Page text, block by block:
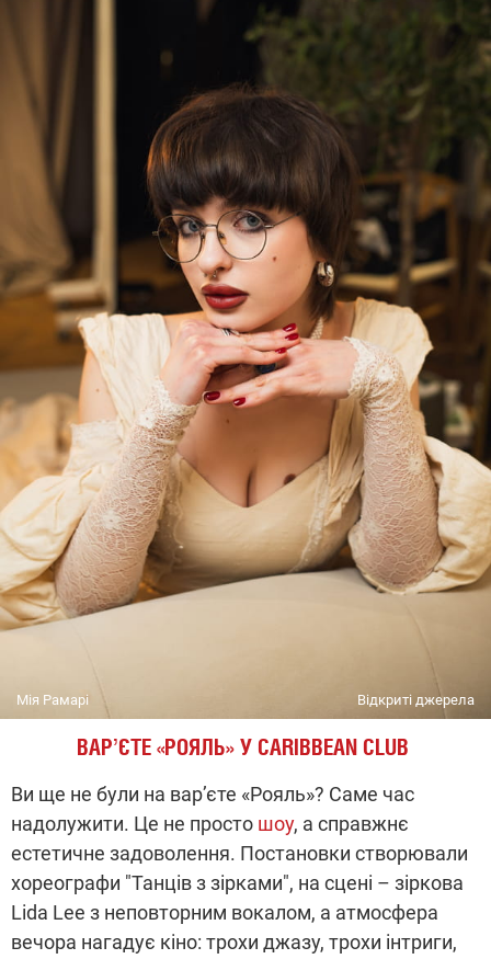
Мія Рамарі Відкриті джерела
ВАР’ЄТЕ «РОЯЛЬ» У CARIBBEAN CLUB
Ви ще не були на вар’єте «Рояль»? Саме час
надолужити. Це не просто шоу, а справжнє
естетичне задоволення. Постановки створювали
хореографи "Танців з зірками", на сцені – зіркова
Lida Lee з неповторним вокалом, а атмосфера
вечора нагадує кіно: трохи джазу, трохи інтриги,